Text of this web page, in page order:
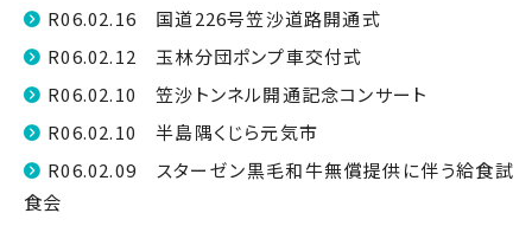
R06.02.16 国道226号笠沙道路開通式
R06.02.12 玉林分団ポンプ車交付式
R06.02.10 笠沙トンネル開通記念コンサート
R06.02.10 半島隅くじら元気市
R06.02.09 スターゼン黒毛和牛無償提供に伴う給食試
食会